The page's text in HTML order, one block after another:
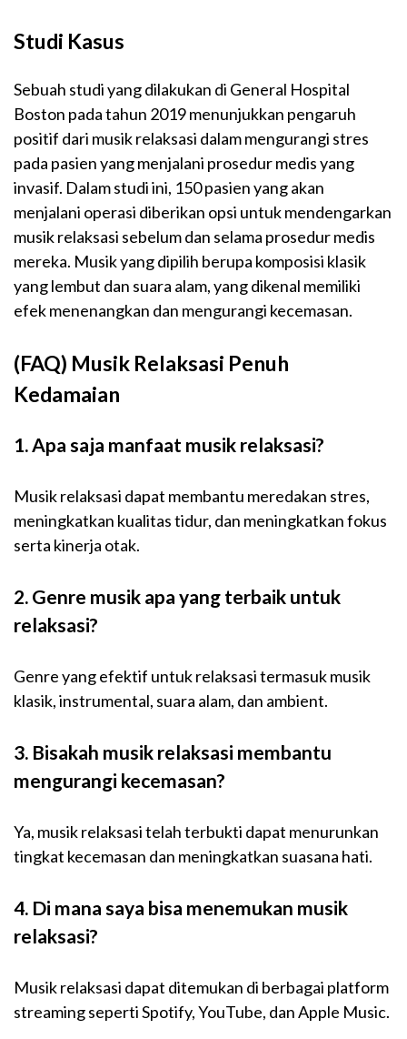
Studi Kasus
Sebuah studi yang dilakukan di General Hospital
Boston pada tahun 2019 menunjukkan pengaruh
positif dari musik relaksasi dalam mengurangi stres
pada pasien yang menjalani prosedur medis yang
invasif. Dalam studi ini, 150 pasien yang akan
menjalani operasi diberikan opsi untuk mendengarkan
musik relaksasi sebelum dan selama prosedur medis
mereka. Musik yang dipilih berupa komposisi klasik
yang lembut dan suara alam, yang dikenal memiliki
efek menenangkan dan mengurangi kecemasan.
(FAQ) Musik Relaksasi Penuh
Kedamaian
1. Apa saja manfaat musik relaksasi?
Musik relaksasi dapat membantu meredakan stres,
meningkatkan kualitas tidur, dan meningkatkan fokus
serta kinerja otak.
2. Genre musik apa yang terbaik untuk
relaksasi?
Genre yang efektif untuk relaksasi termasuk musik
klasik, instrumental, suara alam, dan ambient.
3. Bisakah musik relaksasi membantu
mengurangi kecemasan?
Ya, musik relaksasi telah terbukti dapat menurunkan
tingkat kecemasan dan meningkatkan suasana hati.
4. Di mana saya bisa menemukan musik
relaksasi?
Musik relaksasi dapat ditemukan di berbagai platform
streaming seperti Spotify, YouTube, dan Apple Music.